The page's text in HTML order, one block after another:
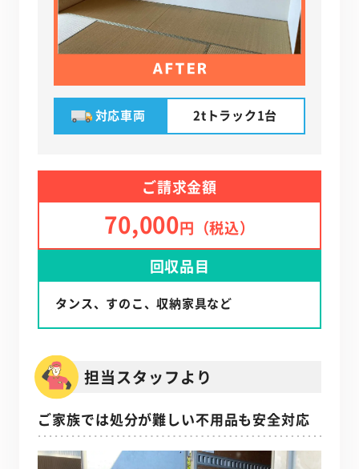
対応車両 2tトラック1台
ご請求金額
70,000円（税込）
回収品目
タンス、すのこ、収納家具など
担当スタッフより
ご家族では処分が難しい不用品も安全対応